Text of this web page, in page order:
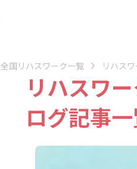
全国リハスワーク一覧 リハス
リハスワ
ログ記事